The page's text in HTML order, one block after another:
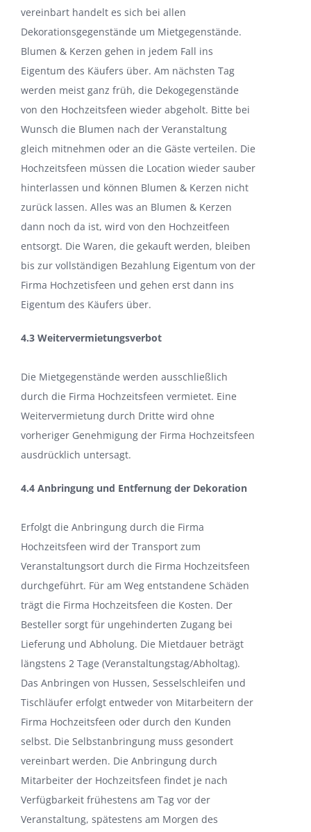
vereinbart handelt es sich bei allen
Dekorationsgegenstände um Mietgegenstände.
Blumen & Kerzen gehen in jedem Fall ins
Eigentum des Käufers über. Am nächsten Tag
werden meist ganz früh, die Dekogegenstände
von den Hochzeitsfeen wieder abgeholt. Bitte bei
Wunsch die Blumen nach der Veranstaltung
gleich mitnehmen oder an die Gäste verteilen. Die
Hochzeitsfeen müssen die Location wieder sauber
hinterlassen und können Blumen & Kerzen nicht
zurück lassen. Alles was an Blumen & Kerzen
dann noch da ist, wird von den Hochzeitfeen
entsorgt. Die Waren, die gekauft werden, bleiben
bis zur vollständigen Bezahlung Eigentum von der
Firma Hochzetisfeen und gehen erst dann ins
Eigentum des Käufers über.
4.3 Weitervermietungsverbot
Die Mietgegenstände werden ausschließlich
durch die Firma Hochzeitsfeen vermietet. Eine
Weitervermietung durch Dritte wird ohne
vorheriger Genehmigung der Firma Hochzeitsfeen
ausdrücklich untersagt.
4.4 Anbringung und Entfernung der Dekoration
Erfolgt die Anbringung durch die Firma
Hochzeitsfeen wird der Transport zum
Veranstaltungsort durch die Firma Hochzeitsfeen
durchgeführt. Für am Weg entstandene Schäden
trägt die Firma Hochzeitsfeen die Kosten. Der
Besteller sorgt für ungehinderten Zugang bei
Lieferung und Abholung. Die Mietdauer beträgt
längstens 2 Tage (Veranstaltungstag/Abholtag).
Das Anbringen von Hussen, Sesselschleifen und
Tischläufer erfolgt entweder von Mitarbeitern der
Firma Hochzeitsfeen oder durch den Kunden
selbst. Die Selbstanbringung muss gesondert
vereinbart werden. Die Anbringung durch
Mitarbeiter der Hochzeitsfeen findet je nach
Verfügbarkeit frühestens am Tag vor der
Veranstaltung, spätestens am Morgen des